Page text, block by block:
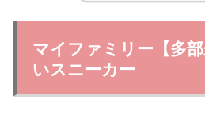
マイファミリー【多
いスニーカー